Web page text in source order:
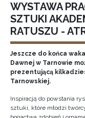
WYSTAWA
SZTUKI
RATUSZU -
Jeszcze do końca
Dawnej w Tarnowie
prezentującą
Tarnowskiej.
Inspiracją do powstania
sztuki, które młodzi